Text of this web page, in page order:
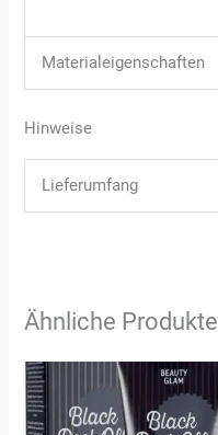
Materialeigenschaften
Hinweise
Lieferumfang
Ähnliche Produkte